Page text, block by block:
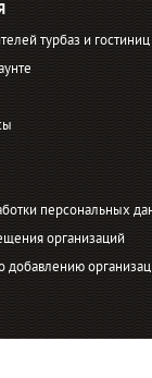
турбаз и гостиниц
персональных
организаций
добавлению